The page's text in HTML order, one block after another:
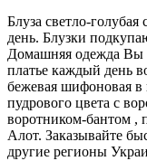
Блуза светло-
день. Блузки
Домашняя одежда Вы
платье каждый день
бежевая шифоновая
пудрового цвета с
воротником-бантом ,
Алот. Заказывайте
другие регионы